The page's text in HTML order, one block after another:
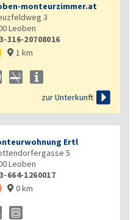
monteurzimmer.at
3
Leoben
316-20708016
 1 km
zur Unterkunft 
Ertl
5
Leoben
664-1260017
 0 km